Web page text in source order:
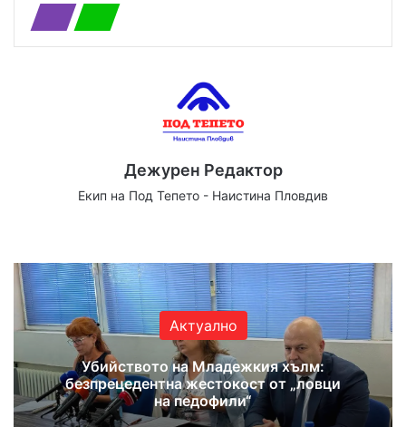
Дежурен Редактор
Екип на Под Тепето - Наистина Пловдив
te bo
ok
ub
e
ra
m
Актуално
Убийството на Младежкия хълм:
безпрецедентна жестокост от „ловци
на педофили“